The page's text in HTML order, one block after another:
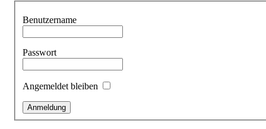
Benutzername
Passwort
Angemeldet bleiben